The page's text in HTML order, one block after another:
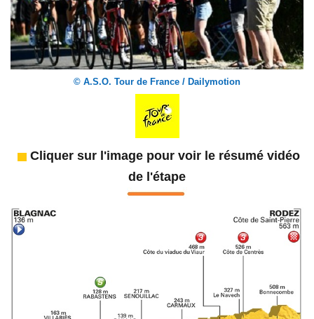
© A.S.O. Tour de France / Dailymotion
Cliquer sur l'image pour voir le résumé vidéo
de l'étape